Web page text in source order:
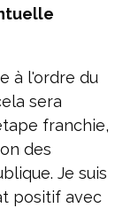
à l'ordre du
sera
franchie,
des
Je suis
positif avec